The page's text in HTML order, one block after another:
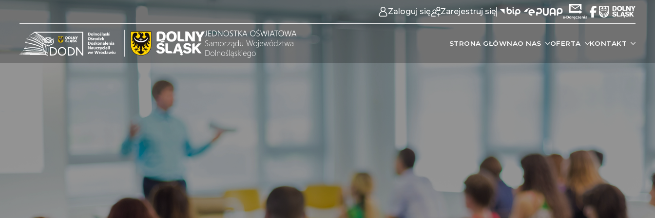
Zaloguj się Zarejestruj się
STRONA GŁÓWNAO NAS OFERTA KONTAKT